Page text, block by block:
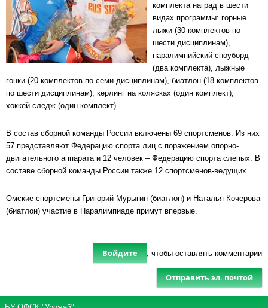
комплекта наград в шести
видах программы: горные
лыжи (30 комплектов по
шести дисциплинам),
паралимпийский сноуборд
(два комплекта), лыжные
гонки (20 комплектов по семи дисциплинам), биатлон (18 комплектов
по шести дисциплинам), керлинг на колясках (один комплект),
хоккей-следж (один комплект).
В состав сборной команды России включены 69 спортсменов. Из них
57 представляют Федерацию спорта лиц с поражением опорно-
двигательного аппарата и 12 человек – Федерацию спорта слепых. В
составе сборной команды России также 12 спортсменов-ведущих.
Омские спортсмены Григорий Мурыгин (биатлон) и Наталья Кочерова
(биатлон) участие в Паралимпиаде примут впервые.
Войдите , чтобы оставлять комментарии
Отправить эл. почтой